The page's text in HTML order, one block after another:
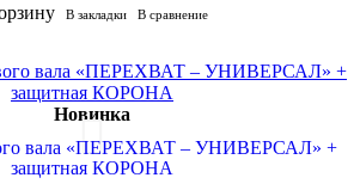
В закладки В сравнение
Новинка
вала «ПЕРЕХВАТ – УНИВЕРСАЛ» +
защитная КОРОНА